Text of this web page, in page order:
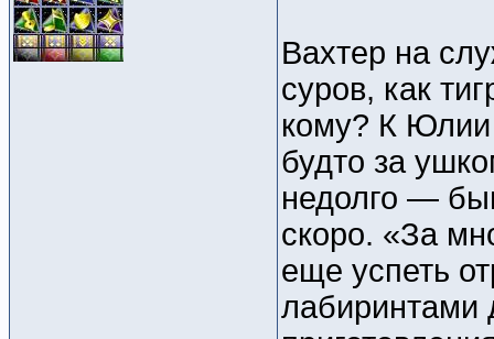
Вахтер на
суров, как
кому? К Юлии
будто за
недолго —
скоро. «За
еще успеть
лабиринтами